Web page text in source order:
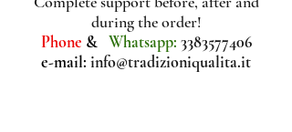
etichetta e chiusura
ermetica.
Proteine 0,9 g
during the order!
Phone & Whatsapp: 3383577406
e-mail: info@tradizioniqualita.it